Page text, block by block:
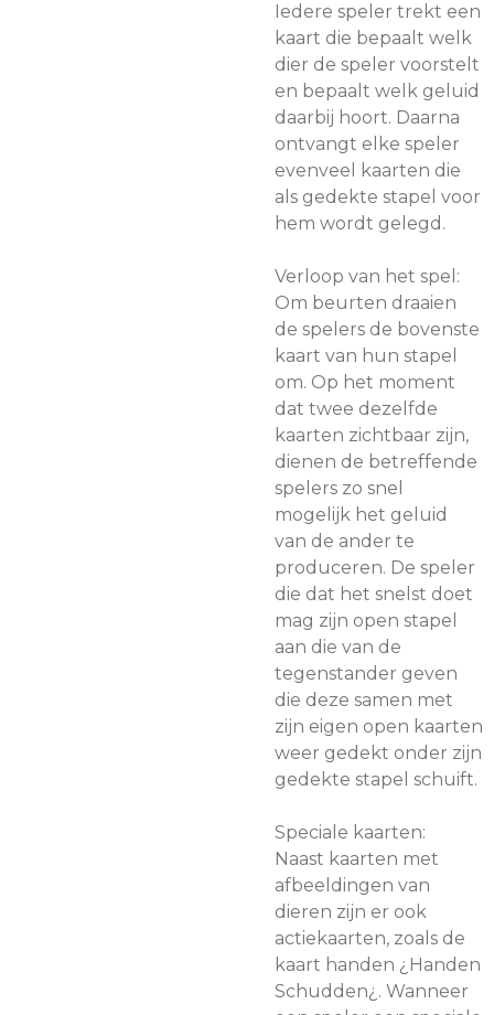
Iedere speler trekt een
kaart die bepaalt welk
dier de speler voorstelt
en bepaalt welk geluid
daarbij hoort. Daarna
ontvangt elke speler
evenveel kaarten die
als gedekte stapel voor
hem wordt gelegd.
Verloop van het spel:
Om beurten draaien
de spelers de bovenste
kaart van hun stapel
om. Op het moment
dat twee dezelfde
kaarten zichtbaar zijn,
dienen de betreffende
spelers zo snel
mogelijk het geluid
van de ander te
produceren. De speler
die dat het snelst doet
mag zijn open stapel
aan die van de
tegenstander geven
die deze samen met
zijn eigen open kaarten
weer gedekt onder zijn
gedekte stapel schuift.
Speciale kaarten:
Naast kaarten met
afbeeldingen van
dieren zijn er ook
actiekaarten, zoals de
kaart handen ¿Handen
Schudden¿. Wanneer